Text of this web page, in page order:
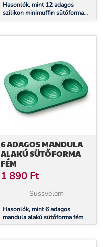
Hasonlók, mint 12 adagos
szilikon minimuffin sütőforma
merevített
6 ADAGOS MANDULA
ALAKÚ SÜTŐFORMA
FÉM
1 890 Ft
Sussvelem
Hasonlók, mint 6 adagos
mandula alakú sütőforma fém